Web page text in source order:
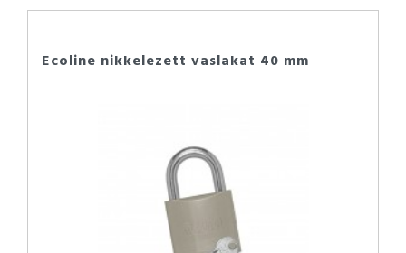
Ecoline nikkelezett vaslakat 40 mm